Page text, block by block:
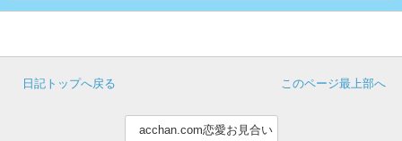
このページ最上部へ
日記トップへ戻る